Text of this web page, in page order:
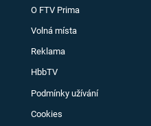
O FTV Prima
Volná místa
Reklama
HbbTV
Podmínky užívání
Cookies